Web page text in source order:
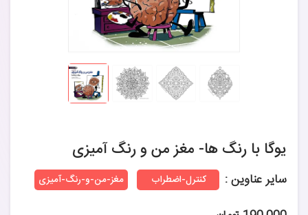
یوگا با رنگ ها- مغز من و رنگ آمیزی
سایر عناوین : کنترل-اضطراب مغز-من-و-رنگ-آمیزی